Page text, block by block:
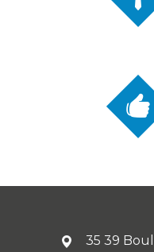
35 39